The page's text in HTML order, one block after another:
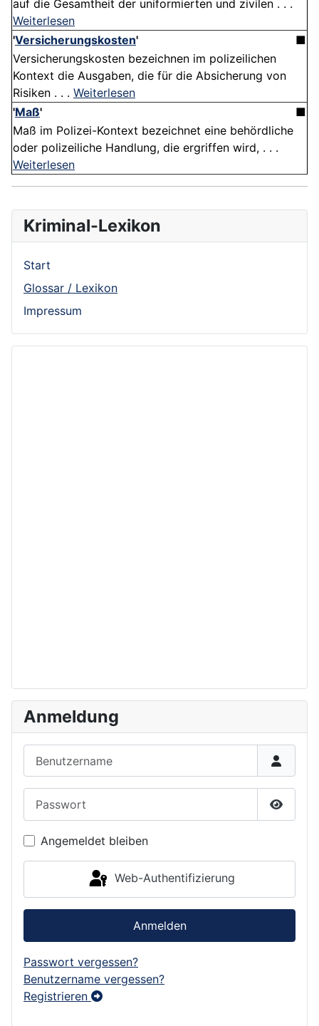
auf die Gesamtheit der uniformierten und zivilen . . .
Weiterlesen
'Versicherungskosten'
■
Versicherungskosten bezeichnen im polizeilichen
Kontext die Ausgaben, die für die Absicherung von
Risiken . . . Weiterlesen
'Maß'
■
Maß im Polizei-Kontext bezeichnet eine behördliche
oder polizeiliche Handlung, die ergriffen wird, . . .
Weiterlesen
Kriminal-Lexikon
Start
Glossar / Lexikon
Impressum
Anmeldung
Angemeldet bleiben
Web-Authentifizierung
Anmelden
Passwort vergessen?
Benutzername vergessen?
Registrieren